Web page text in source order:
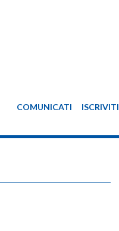
COMUNICATI ISCRIVITI